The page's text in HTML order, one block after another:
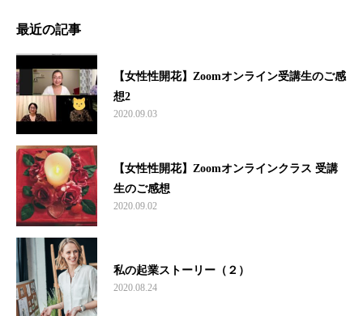
最近の記事
【女性性開花】Zoomオンライン受講生のご感
想2
2020.09.03
【女性性開花】Zoomオンラインクラス 受講
生のご感想
2020.09.02
私の起業ストーリー（２）
2020.08.24